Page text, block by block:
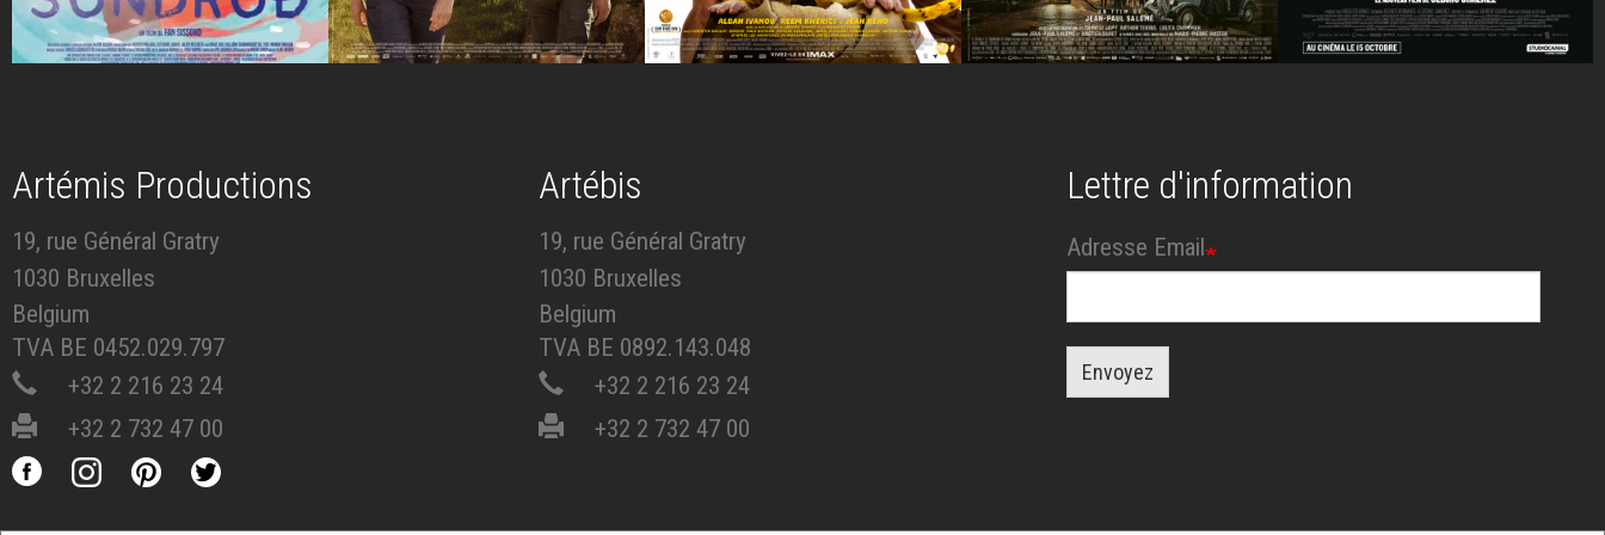
Artémis Productions
19, rue Général Gratry
1030 Bruxelles
Belgium
TVA BE 0452.029.797
+32 2 216 23 24
+32 2 732 47 00
Artébis
19, rue Général Gratry
1030 Bruxelles
Belgium
TVA BE 0892.143.048
+32 2 216 23 24
+32 2 732 47 00
Lettre d'information
Adresse Email
Envoyez